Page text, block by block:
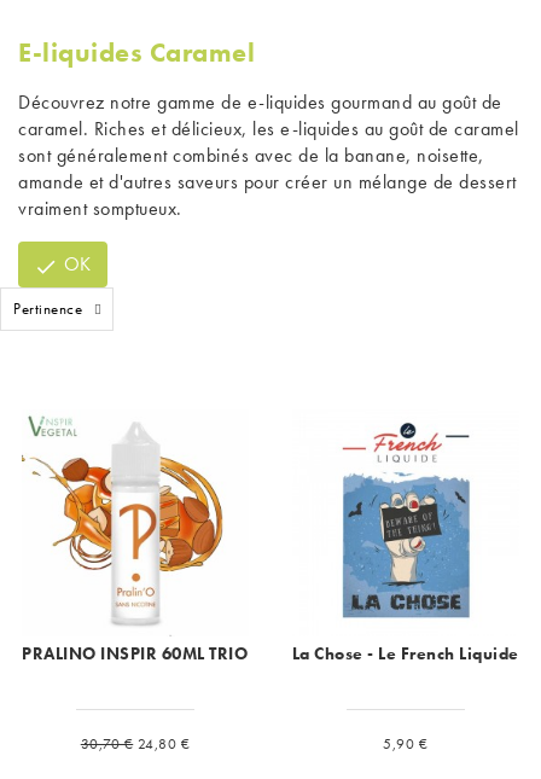
E-liquides Caramel
Découvrez notre gamme de e-liquides gourmand au goût de
caramel. Riches et délicieux, les e-liquides au goût de caramel
sont généralement combinés avec de la banane, noisette,
amande et d'autres saveurs pour créer un mélange de dessert
vraiment somptueux.
 OK
Pertinence
PRALINO INSPIR 60ML TRIO
Prix de base
30,70 € Prix
24,80 €
La Chose - Le French Liquide
Prix
5,90 €